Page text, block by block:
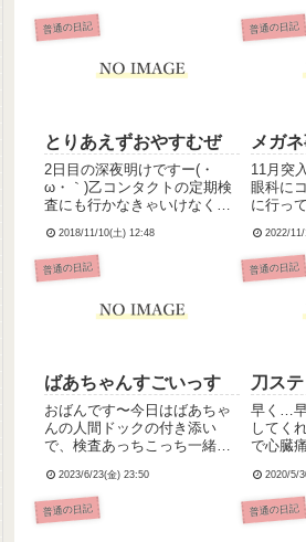
普通の日記
とりあえずおやすむぜ
2日目の深夜明けですー(・
ω・｀)乙コンタクトの定期検
査にも行かなきゃいけなく
ので深夜明けで行ってきまし
た。土曜日だから混んでて疲
れて、今そこそこ眠い、で
んですけど日勤なんですよね(
2018/11/10(土) 12:48
普通の日記
メガ
11月突入し
眼科に
に行っ
ごい緊
力検査
なり「
あれ？
2022/
普通の日記
ばあちゃんすごいっす
おばんです〜今日はばあちゃ
んの人間ドックの付き添い
で、検査あっちこっち一緒に
したのとでちょっと疲れて帰
ってきました。ばあちゃんの
検査結果は、「ちょっと気に
2023/6/23(金) 23:50
普通の日記
刀ス
早く…
してく
で心臓
いてか
たい…あ
い？泣
2020/5/
普通の日記 普通の日記